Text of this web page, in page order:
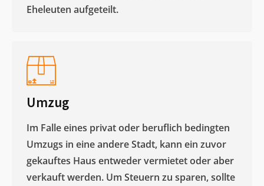
Eheleuten aufgeteilt.​
Umzug
Im Falle eines privat oder beruflich bedingten
Umzugs in eine andere Stadt, kann ein zuvor
gekauftes Haus entweder vermietet oder aber
verkauft werden. Um Steuern zu sparen, sollte